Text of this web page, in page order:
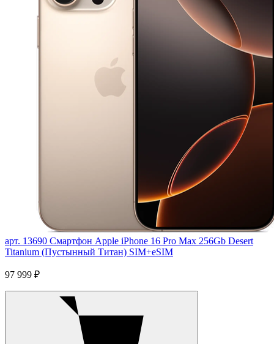
арт. 13690 Смартфон Apple iPhone 16 Pro Max 256Gb Desert
Titanium (Пустынный Титан) SIM+eSIM
97 999 ₽